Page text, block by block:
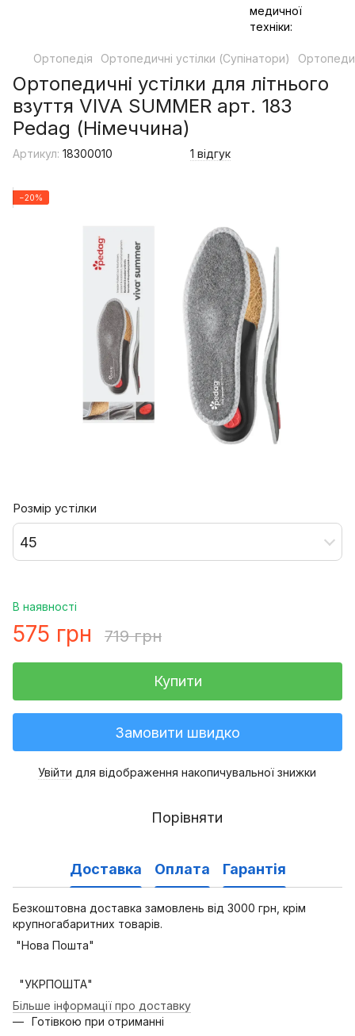
Ортопедія Ортопедичні устілки (Супінатори)
Ортопедичні устілки для літнього
взуття VIVA SUMMER арт. 183
Pedag (Німеччина)
Артикул: 18300010 1 відгук
−20%
Розмір устілки
45
В наявності
575 грн 719 грн
Купити
Замовити швидко
Увійти для відображення накопичувальної знижки
Порівняти
Доставка Оплата Гарантія
Безкоштовна доставка замовлень від 3000 грн, крім
крупногабаритних товарів.
"Нова Пошта"
"УКРПОШТА"
Більше інформації про доставку
Готівкою при отриманні